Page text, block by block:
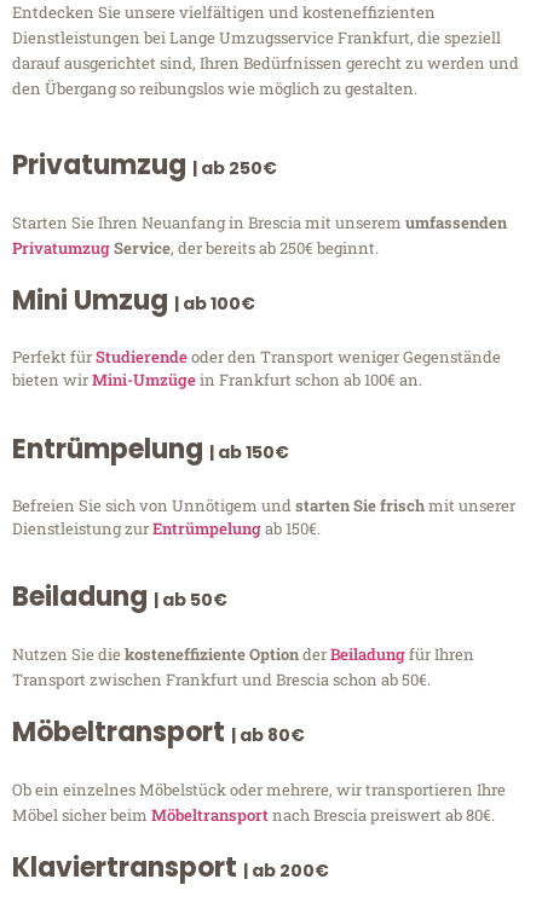
Entdecken Sie unsere vielfältigen und kosteneffizienten
Dienstleistungen bei Lange Umzugsservice Frankfurt, die speziell
darauf ausgerichtet sind, Ihren Bedürfnissen gerecht zu werden und
den Übergang so reibungslos wie möglich zu gestalten.
Privatumzug | ab 250€
Starten Sie Ihren Neuanfang in Brescia mit unserem umfassenden
PrivatumzugService, der bereits ab 250€ beginnt.
Mini Umzug | ab 100€
Perfekt fürStudierendeoder den Transport weniger Gegenstände
bieten wirMini-Umzügein Frankfurt schon ab 100€ an.
Entrümpelung | ab 150€
Befreien Sie sich von Unnötigem undstarten Sie frischmit unserer
Dienstleistung zurEntrümpelungab 150€.
Beiladung | ab 50€
Nutzen Sie diekosteneffiziente OptionderBeiladungfür Ihren
Transport zwischen Frankfurt und Brescia schon ab 50€.
Möbeltransport | ab 80€
Ob ein einzelnes Möbelstück oder mehrere, wir transportieren Ihre
Möbel sicher beim Möbeltransportnach Brescia preiswert ab 80€.
Klaviertransport | ab 200€